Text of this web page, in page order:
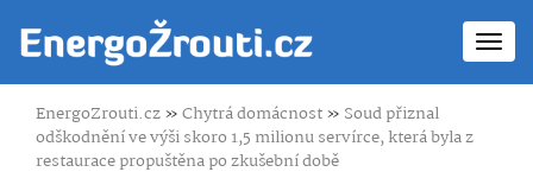
EnergoZrouti.cz»Chytrá domácnost» Soud přiznal
odškodnění ve výši skoro 1,5 milionu servírce, která byla z
restaurace propuštěna po zkušební době